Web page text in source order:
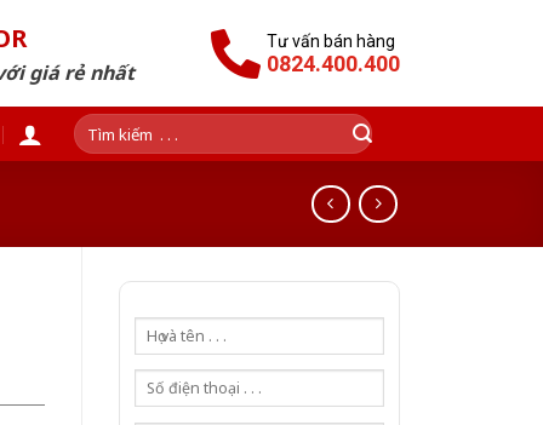
giá rẻ nhất
Tư vấn bán hàng
0824.400.400
Tìm
kiếm: